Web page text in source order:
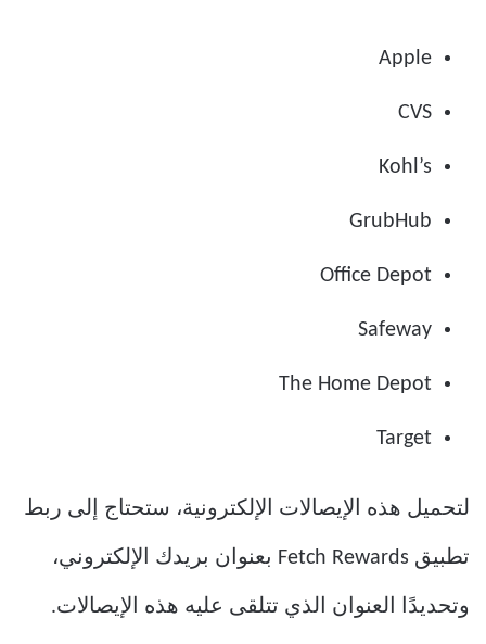
Apple
CVS
Kohl’s
GrubHub
Office Depot
Safeway
The Home Depot
Target
لتحميل هذه الإيصالات الإلكترونية، ستحتاج إلى ربط
تطبيق Fetch Rewards بعنوان بريدك الإلكتروني،
وتحديدًا العنوان الذي تتلقى عليه هذه الإيصالات.